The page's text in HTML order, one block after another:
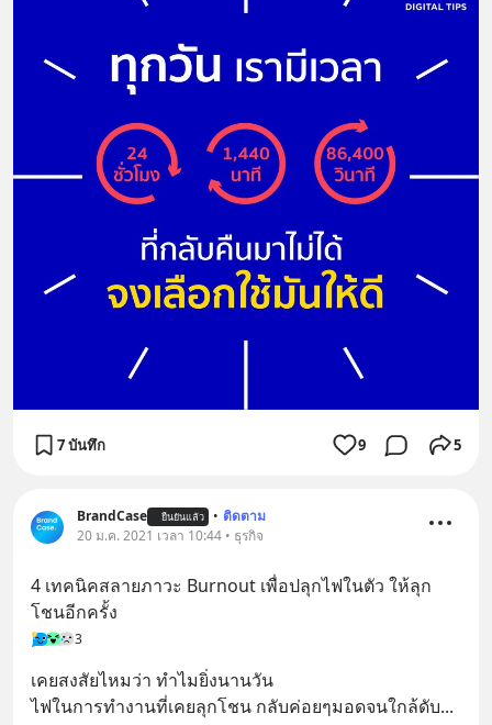
7 บันทึก 9 5
BrandCase ยืนยันแล้ว • ติดตาม
20 ม.ค. 2021 เวลา 10:44 • ธุรกิจ
4 เทคนิคสลายภาวะ Burnout เพื่อปลุกไฟในตัว ให้ลุก
โชนอีกครั้ง
3
เคยสงสัยไหมว่า ทำไมยิ่งนานวัน
ไฟในการทำงานที่เคยลุกโชน กลับค่อยๆมอดจนใกล้ดับ